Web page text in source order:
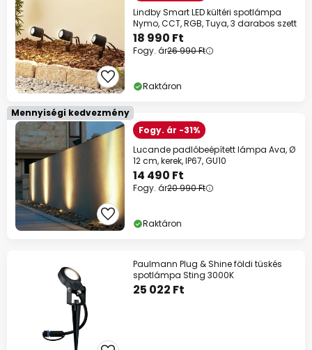
Lindby Smart LED kültéri spotlámpa
Nymo, CCT, RGB, Tuya, 3 darabos szett
18 990 Ft
Fogy. ár26 990 Ft
Raktáron
Mennyiségi kedvezmény
Fogy. ár -31%
Lucande padlóbeépített lámpa Ava, Ø
12 cm, kerek, IP67, GU10
14 490 Ft
Fogy. ár20 990 Ft
Raktáron
Paulmann Plug & Shine földi tüskés
spotlámpa Sting 3000K
25 022 Ft